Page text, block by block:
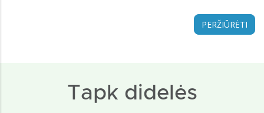
PERŽIŪRĖTI
Tapk didelės